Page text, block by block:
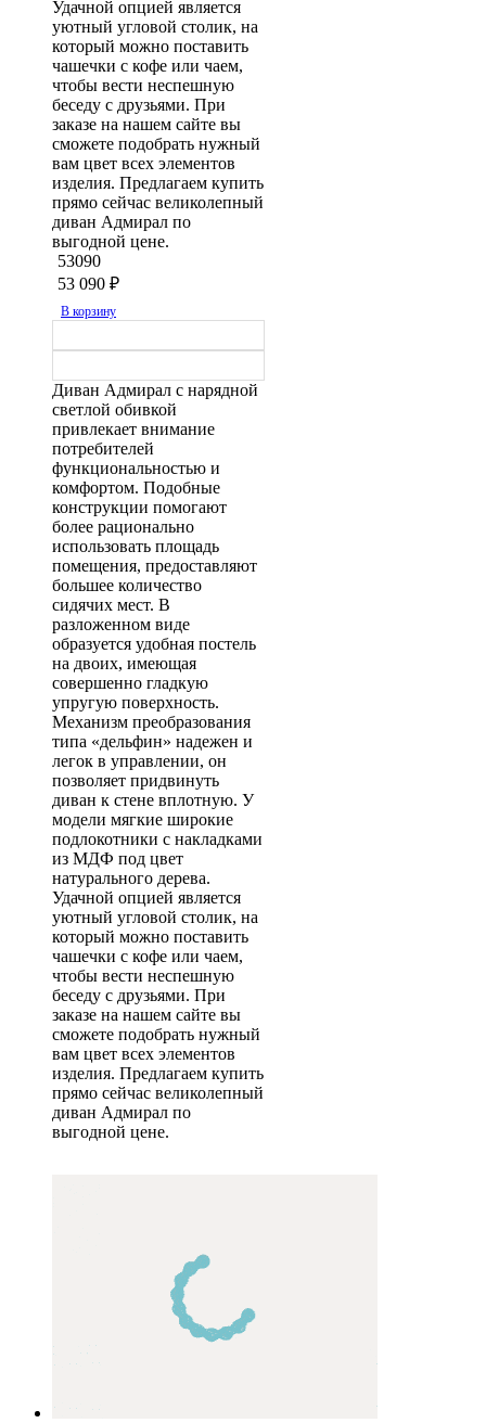
Удачной опцией является
уютный угловой столик, на
который можно поставить
чашечки с кофе или чаем,
чтобы вести неспешную
беседу с друзьями. При
заказе на нашем сайте вы
сможете подобрать нужный
вам цвет всех элементов
изделия. Предлагаем купить
прямо сейчас великолепный
диван Адмирал по
выгодной цене.
53090
53 090 ₽
В корзину
Диван Адмирал с нарядной
светлой обивкой
привлекает внимание
потребителей
функциональностью и
комфортом. Подобные
конструкции помогают
более рационально
использовать площадь
помещения, предоставляют
большее количество
сидячих мест. В
разложенном виде
образуется удобная постель
на двоих, имеющая
совершенно гладкую
упругую поверхность.
Механизм преобразования
типа «дельфин» надежен и
легок в управлении, он
позволяет придвинуть
диван к стене вплотную. У
модели мягкие широкие
подлокотники с накладками
из МДФ под цвет
натурального дерева.
Удачной опцией является
уютный угловой столик, на
который можно поставить
чашечки с кофе или чаем,
чтобы вести неспешную
беседу с друзьями. При
заказе на нашем сайте вы
сможете подобрать нужный
вам цвет всех элементов
изделия. Предлагаем купить
прямо сейчас великолепный
диван Адмирал по
выгодной цене.